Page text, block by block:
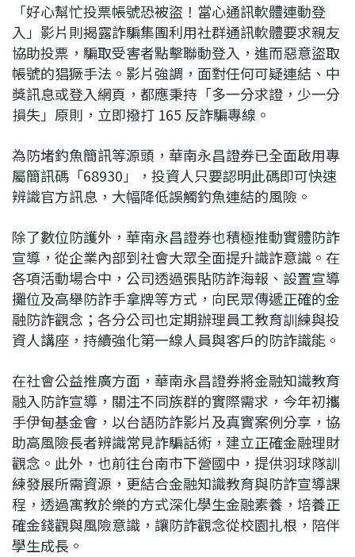
「好心幫忙投票帳號恐被盜！當心通訊軟體連動登
入」影片則揭露詐騙集團利用社群通訊軟體要求親友
協助投票，騙取受害者點擊聯動登入，進而惡意盜取
帳號的猖獗手法。影片強調，面對任何可疑連結、中
獎訊息或登入網頁，都應秉持「多一分求證，少一分
損失」原則，立即撥打 165 反詐騙專線。
為防堵釣魚簡訊等源頭，華南永昌證券已全面啟用專
屬簡訊碼「68930」，投資人只要認明此碼即可快速
辨識官方訊息，大幅降低誤觸釣魚連結的風險。
除了數位防護外，華南永昌證券也積極推動實體防詐
宣導，從企業內部到社會大眾全面提升識詐意識。在
各項活動場合中，公司透過張貼防詐海報、設置宣導
攤位及高舉防詐手拿牌等方式，向民眾傳遞正確的金
融防詐觀念；各分公司也定期辦理員工教育訓練與投
資人講座，持續強化第一線人員與客戶的防詐識能。
在社會公益推廣方面，華南永昌證券將金融知識教育
融入防詐宣導，關注不同族群的實際需求，今年初攜
手伊甸基金會，以台語防詐影片及真實案例分享，協
助高風險長者辨識常見詐騙話術，建立正確金融理財
觀念。此外，也前往台南市下營國中，提供羽球隊訓
練發展所需資源，更結合金融知識教育與防詐宣導課
程，透過寓教於樂的方式深化學生金融素養，培養正
確金錢觀與風險意識，讓防詐觀念從校園扎根，陪伴
學生成長。